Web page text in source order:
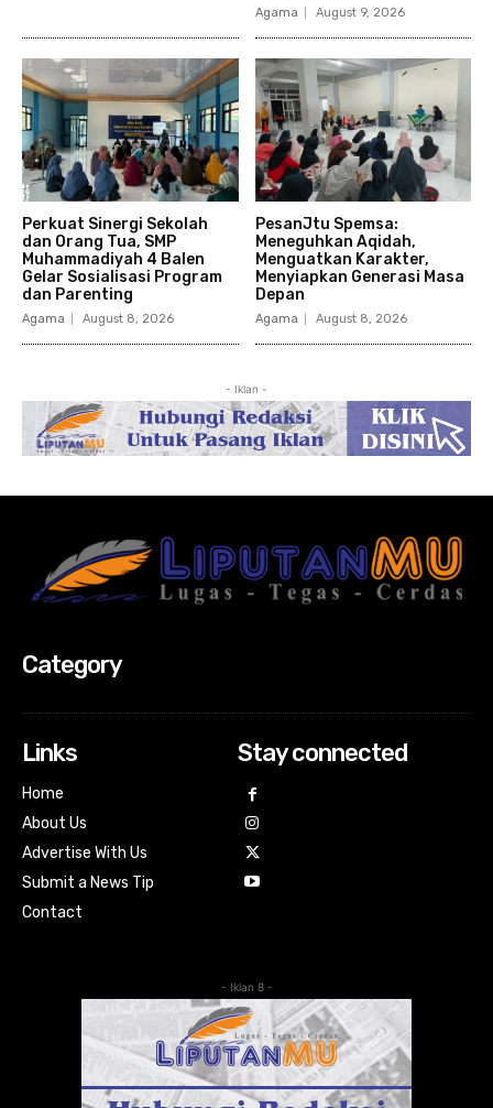
Agama August 9, 2026
Perkuat Sinergi Sekolah
dan Orang Tua, SMP
Muhammadiyah 4 Balen
Gelar Sosialisasi Program
dan Parenting
Agama August 8, 2026
PesanJtu Spemsa:
Meneguhkan Aqidah,
Menguatkan Karakter,
Menyiapkan Generasi Masa
Depan
Agama August 8, 2026
- Iklan -
Category
Links
Home
About Us
Advertise With Us
Submit a News Tip
Contact
Stay connected
- Iklan 8 -